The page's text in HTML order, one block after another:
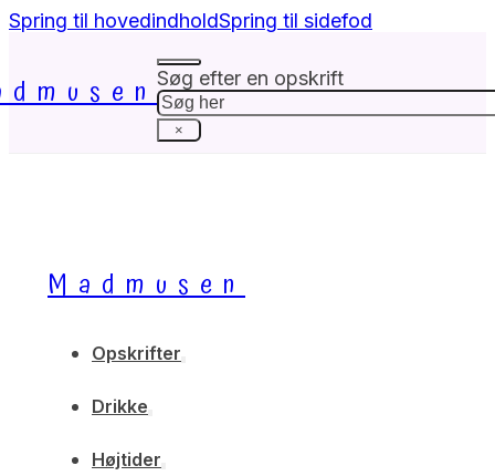
Spring til hovedindholdSpring til sidefod
Søg efter en opskrift
Søg
×
Madmusen
Opskrifter
Drikke
Højtider